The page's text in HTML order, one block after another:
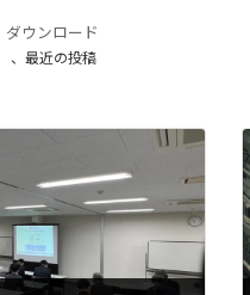
ダウンロード
、 最近の投稿